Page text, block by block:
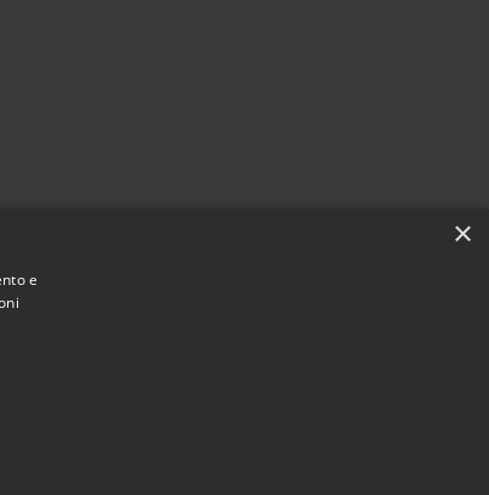
• Powered by
×
e